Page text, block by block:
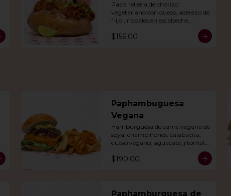
del dia
Papa rellena de chorizo
vegetariano con queso, aderezo de
frijol, nopales en escabeche,
maíz. Con agua del día.
$156.00
Paphambuguesa
Vegana
Hamburguesa de carne vegana de
soya, champiñones, calabacita,
queso vegano, aguacate, jitomate,
papas fritas y rizo.
$190.00
Paphamburguesa de